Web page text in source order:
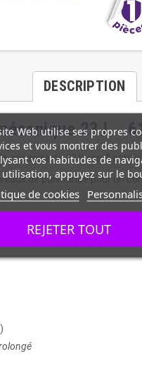
DESCRIPTION
23 L -
capacité de 23 litres. Il
de puissance pour un
Web utilise ses propres
et vous montrer des
vos habitudes de
utilisation, appuyez sur le
de cookies
REJETER TOUT